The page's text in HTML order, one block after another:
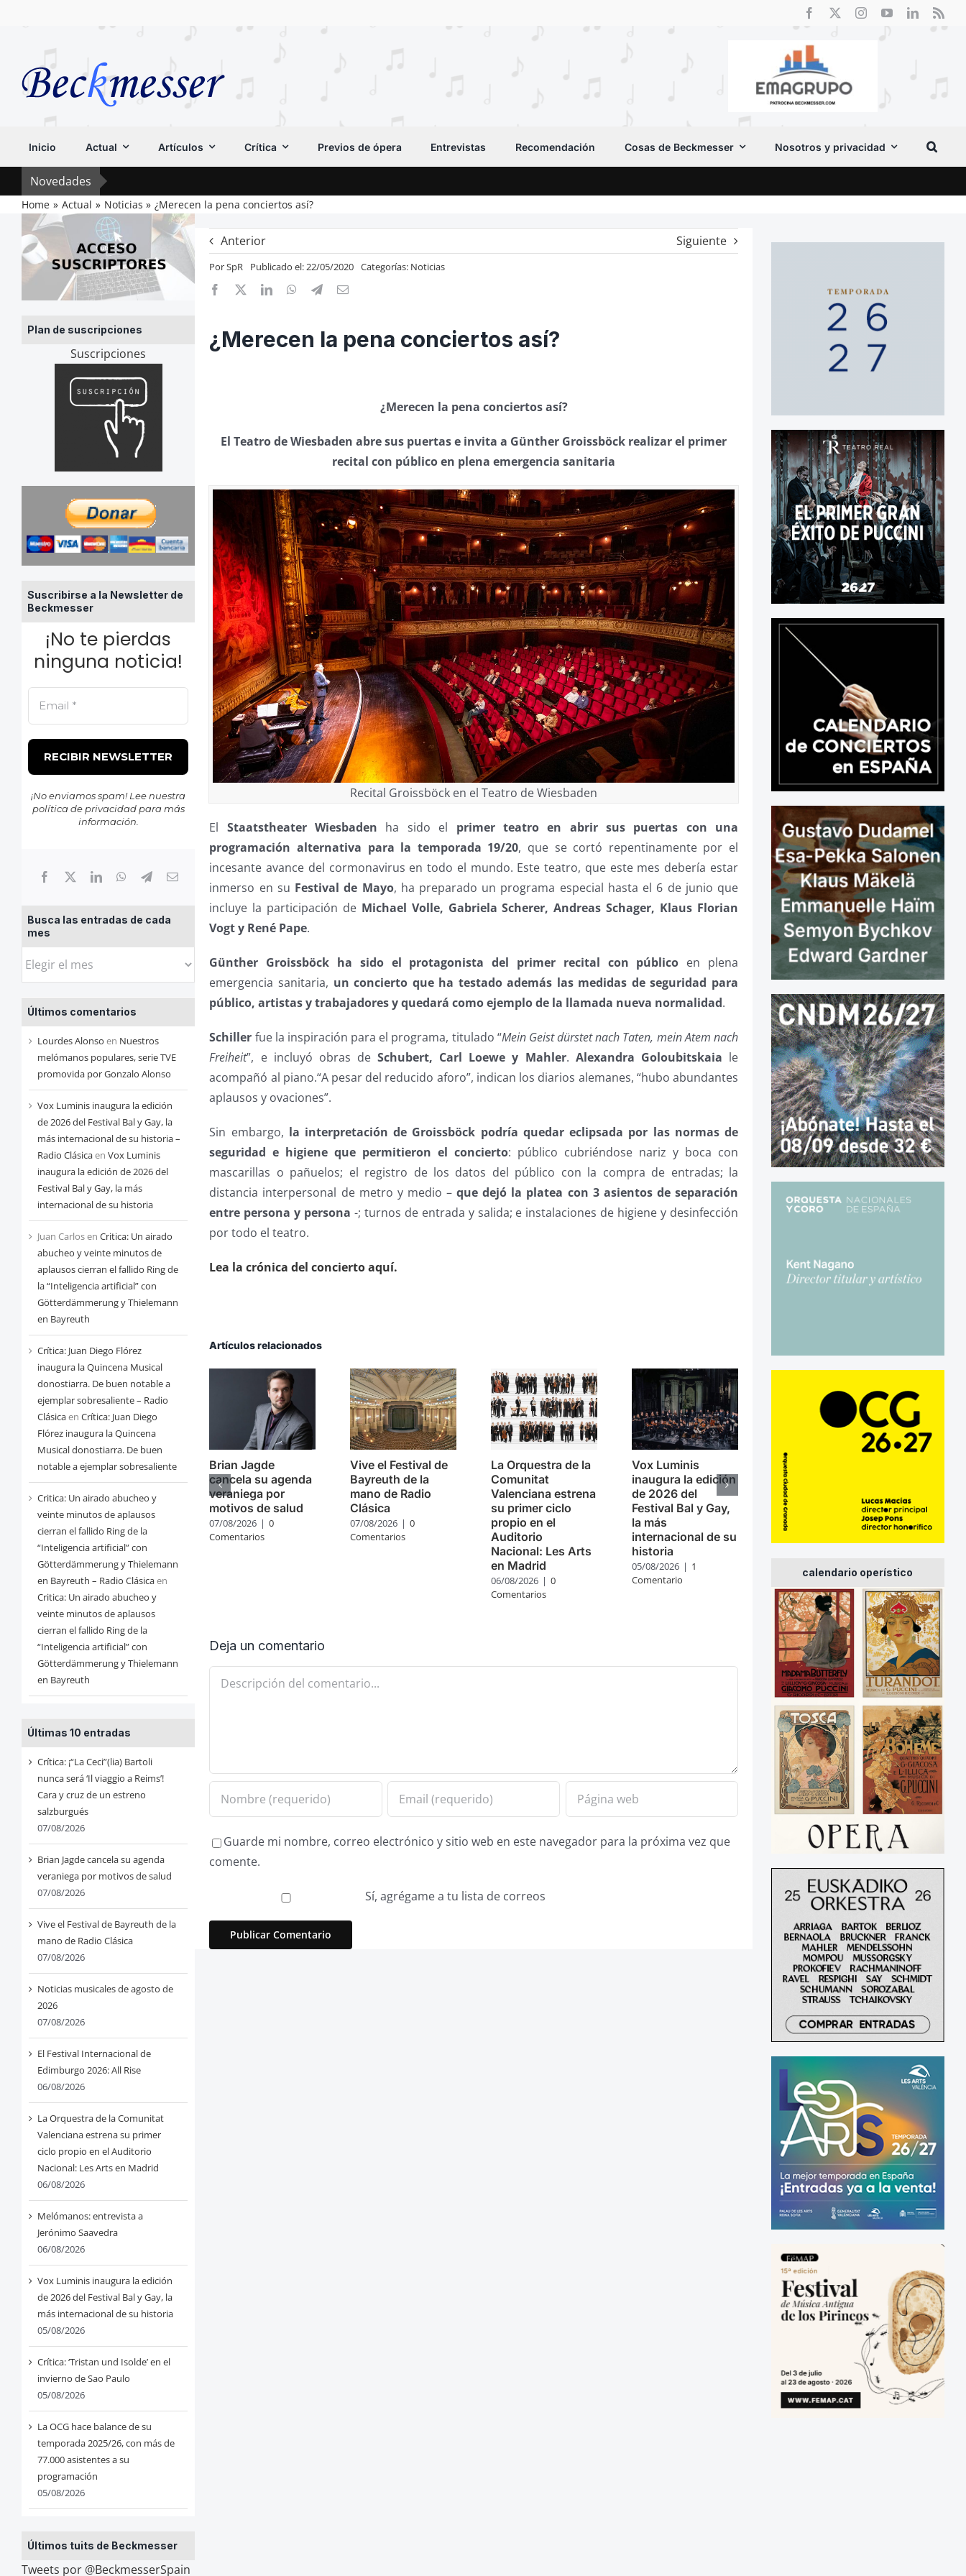
Inicio Actual Artículos Crítica Previos de ópera Entrevistas Recomendación Cosas de Beckmesser Nosotros y privacidad
Novedades
Home Actual Noticias ¿Merecen la pena conciertos así?
Plan de suscripciones
Suscripciones
Suscribirse a la Newsletter de
Beckmesser
¡No te pierdas
ninguna noticia!
¡No enviamos spam! Lee nuestra
política de privacidadpara más
información.
Busca las entradas de cada
mes
Busca
entradas
de
cada
mes
Últimos comentarios
Lourdes Alonso en Nuestros
melómanos populares, serie TVE
promovida por Gonzalo Alonso
Vox Luminis inaugura la edición
de 2026 del Festival Bal y Gay, la
más internacional de su historia –
Radio Clásicaen Vox Luminis
inaugura la edición de 2026 del
Festival Bal y Gay, la más
internacional de su historia
Juan Carlosen Critica: Un airado
abucheo y veinte minutos de
aplausos cierran el fallido Ring de
la “Inteligencia artificial” con
Götterdämmerung y Thielemann
en Bayreuth
Crítica: Juan Diego Flórez
inaugura la Quincena Musical
donostiarra. De buen notable a
ejemplar sobresaliente – Radio
Clásicaen Crítica: Juan Diego
Flórez inaugura la Quincena
Musical donostiarra. De buen
notable a ejemplar sobresaliente
Critica: Un airado abucheo y
veinte minutos de aplausos
cierran el fallido Ring de la
“Inteligencia artificial” con
Götterdämmerung y Thielemann
en Bayreuth – Radio Clásicaen
Critica: Un airado abucheo y
veinte minutos de aplausos
cierran el fallido Ring de la
“Inteligencia artificial” con
Götterdämmerung y Thielemann
en Bayreuth
Últimas 10 entradas
Crítica: ¡“La Ceci”(lia) Bartoli
nunca será ‘Il viaggio a Reims’!
Cara y cruz de un estreno
salzburgués
07/08/2026
Brian Jagde cancela su agenda
veraniega por motivos de salud
07/08/2026
Vive el Festival de Bayreuth de la
mano de Radio Clásica
07/08/2026
Noticias musicales de agosto de
2026
07/08/2026
El Festival Internacional de
Edimburgo 2026: All Rise
06/08/2026
La Orquestra de la Comunitat
Valenciana estrena su primer
ciclo propio en el Auditorio
Nacional: Les Arts en Madrid
06/08/2026
Melómanos: entrevista a
Jerónimo Saavedra
06/08/2026
Vox Luminis inaugura la edición
de 2026 del Festival Bal y Gay, la
más internacional de su historia
05/08/2026
Crítica: ‘Tristan und Isolde’ en el
invierno de Sao Paulo
05/08/2026
La OCG hace balance de su
temporada 2025/26, con más de
77.000 asistentes a su
programación
05/08/2026
Últimos tuits de Beckmesser
Tweets por @BeckmesserSpain
Anterior Siguiente
PorSpR Publicado el: 22/05/2020 Categorías: Noticias
¿Merecen la pena conciertos así?
¿Merecen la pena conciertos así?
El Teatro de Wiesbaden abre sus puertas e invita a Günther Groissböck realizar el primer
recital con público en plena emergencia sanitaria
Recital Groissböck en el Teatro de Wiesbaden
El Staatstheater Wiesbaden ha sido el primer teatro en abrir sus puertas con una
programación alternativa para la temporada 19/20, que se cortó repentinamente por el
incesante avance del cormonavirus en todo el mundo. Este teatro, que este mes debería estar
inmerso en su Festival de Mayo, ha preparado un programa especial hasta el 6 de junio que
incluye la participación de Michael Volle, Gabriela Scherer, Andreas Schager, Klaus Florian
Vogt y René Pape.
Günther Groissböck ha sido el protagonista del primer recital con público en plena
emergencia sanitaria, un concierto que ha testado además las medidas de seguridad para
público, artistas y trabajadores y quedará como ejemplo de la llamada nueva normalidad.
Schiller fue la inspiración para el programa, titulado “Mein Geist dürstet nach Taten, mein Atem nach
Freiheit”, e incluyó obras deSchubert, Carl Loewe y Mahler. Alexandra Goloubitskaia le
acompañó al piano.“A pesar del reducido aforo”, indican los diarios alemanes, “hubo abundantes
aplausos y ovaciones”.
Sin embargo, la interpretación de Groissböck podría quedar eclipsada por las normas de
seguridad e higiene que permitieron el concierto: público cubriéndose nariz y boca con
mascarillas o pañuelos; el registro de los datos del público con la compra de entradas; la
distancia interpersonal de metro y medio –que dejó la platea con 3 asientos de separación
entre persona y persona -; turnos de entrada y salida; e instalaciones de higiene y desinfección
por todo el teatro.
Lea la crónica del concierto aquí.
Artículos relacionados
Brian Jagde
cancela su agenda
veraniega por
motivos de salud
07/08/2026 | 0
Comentarios
Vive el Festival de
Bayreuth de la
mano de Radio
Clásica
07/08/2026 | 0
Comentarios
La Orquestra de la
Comunitat
Valenciana estrena
su primer ciclo
propio en el
Auditorio
Nacional: Les Arts
en Madrid
06/08/2026 | 0
Comentarios
Vox Luminis
inaugura la edición
de 2026 del
Festival Bal y Gay,
la más
internacional de su
historia
05/08/2026 | 1
Comentario
Deja un comentario
Comentario
Guarde mi nombre, correo electrónico y sitio web en este navegador para la próxima vez que
comente.
Sí, agrégame a tu lista de correos
calendario operístico